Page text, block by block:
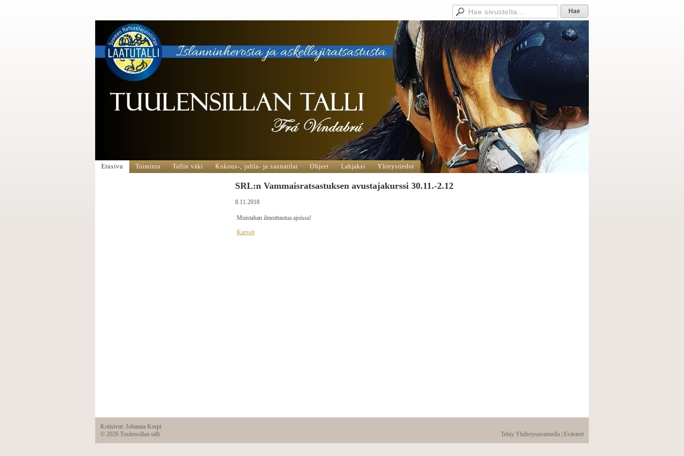
Etusivu Toiminta Tallin väki Kokous-, juhla- ja saunatilat Ohjeet Lahjaksi Yhteystiedot
SRL:n Vammaisratsastuksen avustajakurssi 30.11.-2.12
8.11.2018
Muistahan ilmoittautua ajoissa!
Kurssit
Kotisivut: Johanna Korpi
Tehty Yhdistysavaimella Evästeet
© 2026 Tuulensillan talli